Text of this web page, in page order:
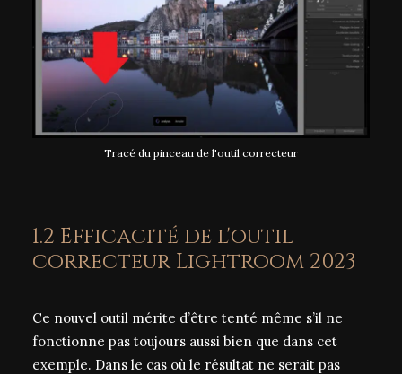
Tracé du pinceau de l'outil correcteur
1.2 Efficacité de l'outil
correcteur Lightroom 2023
Ce nouvel outil mérite d’être tenté même s’il ne
fonctionne pas toujours aussi bien que dans cet
exemple. Dans le cas où le résultat ne serait pas